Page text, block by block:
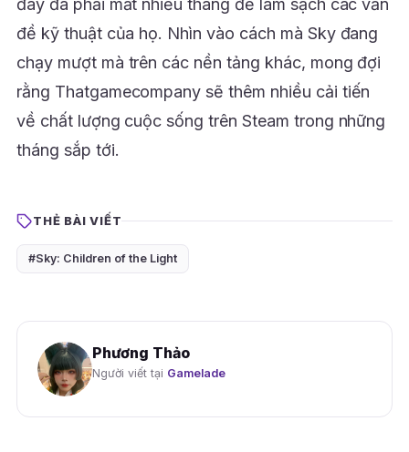
đây đã phải mất nhiều tháng để làm sạch các vấn
đề kỹ thuật của họ. Nhìn vào cách mà Sky đang
chạy mượt mà trên các nền tảng khác, mong đợi
rằng Thatgamecompany sẽ thêm nhiều cải tiến
về chất lượng cuộc sống trên Steam trong những
tháng sắp tới.
THẺ BÀI VIẾT
#Sky: Children of the Light
Phương Thảo
Người viết tại Gamelade